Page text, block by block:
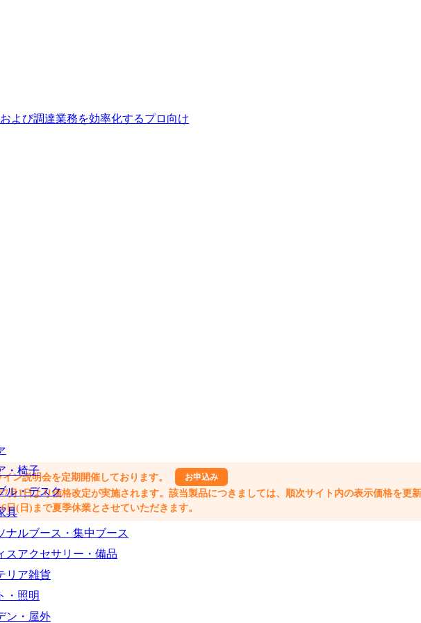
・椅子
ル・デスク
具
ナルブース・集中ブース
スアクセサリー・備品
リア雑貨
・照明
ン・屋外
加できます
ン説明会を定期開催しております。 お申込み
1日より価格改定が実施されます。該当製品につきましては、順次サイト内の表示価格を更新
日(日)まで夏季休業とさせていただきます。